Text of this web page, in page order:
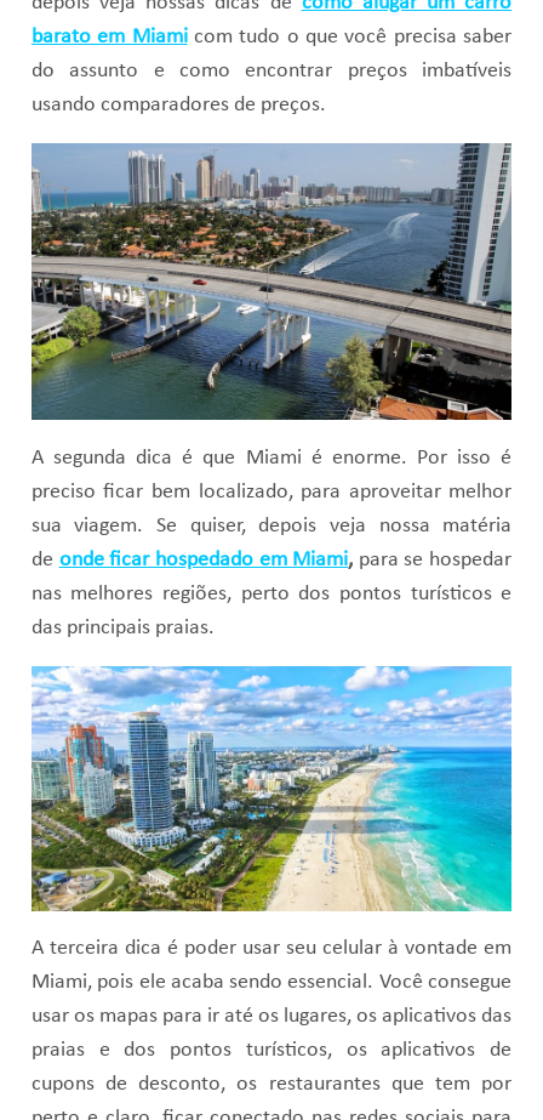
barato em Miamicom tudo o que você precisa saber
do assunto e como encontrar preços imbatíveis
usando comparadores de preços.
A segunda dica é que Miami é enorme. Por isso é
preciso ficar bem localizado, para aproveitar melhor
sua viagem. Se quiser, depois veja nossa matéria
de onde ficar hospedado em Miami, para se hospedar
nas melhores regiões, perto dos pontos turísticos e
das principais praias.
A terceira dica é poder usar seu celular à vontade em
Miami, pois ele acaba sendo essencial. Você consegue
usar os mapas para ir até os lugares, os aplicativos das
praias e dos pontos turísticos, os aplicativos de
cupons de desconto, os restaurantes que tem por